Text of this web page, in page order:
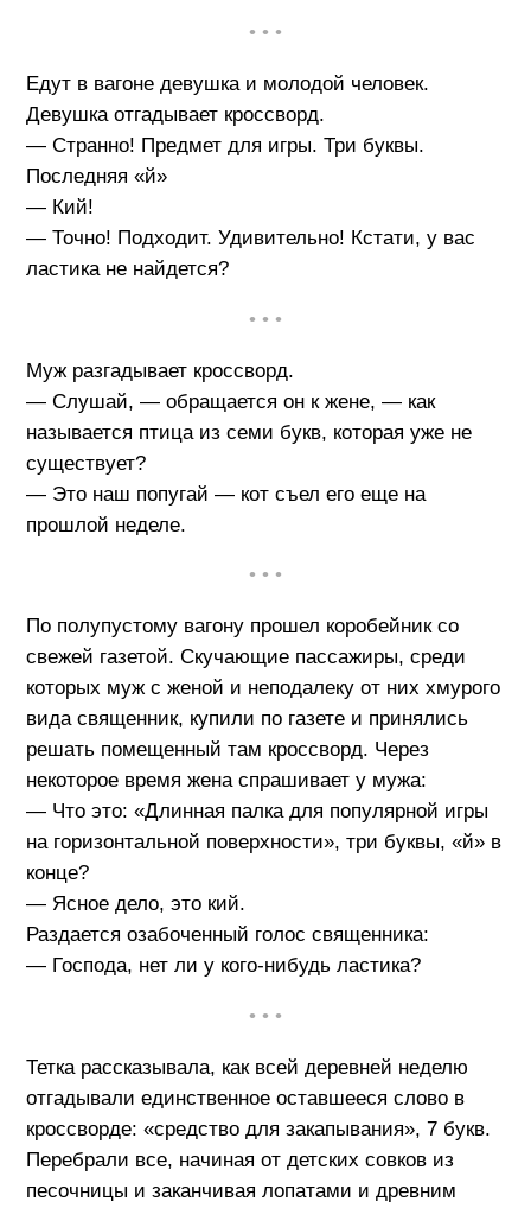
• • •
Едут в вагоне девушка и молодой человек.
Девушка отгадывает кроссворд.
— Странно! Предмет для игры. Три буквы.
Последняя «й»
— Кий!
— Точно! Подходит. Удивительно! Кстати, у вас
ластика не найдется?
• • •
Муж разгадывает кроссворд.
— Слушай, — обращается он к жене, — как
называется птица из семи букв, которая уже не
существует?
— Это наш попугай — кот съел его еще на
прошлой неделе.
• • •
По полупустому вагону прошел коробейник со
свежей газетой. Скучающие пассажиры, среди
которых муж с женой и неподалеку от них хмурого
вида священник, купили по газете и принялись
решать помещенный там кроссворд. Через
некоторое время жена спрашивает у мужа:
— Что это: «Длинная палка для популярной игры
на горизонтальной поверхности», три буквы, «й» в
конце?
— Ясное дело, это кий.
Раздается озабоченный голос священника:
— Господа, нет ли у кого-нибудь ластика?
• • •
Тетка рассказывала, как всей деревней неделю
отгадывали единственное оставшееся слово в
кроссворде: «средство для закапывания», 7 букв.
Перебрали все, начиная от детских совков из
песочницы и заканчивая лопатами и древним